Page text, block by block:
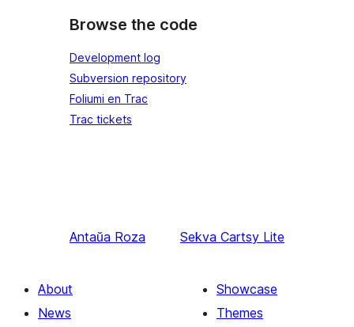
Browse the code
Development log
Subversion repository
Foliumi en Trac
Trac tickets
Antaŭa Roza Sekva Cartsy Lite
About
News
Showcase
Themes